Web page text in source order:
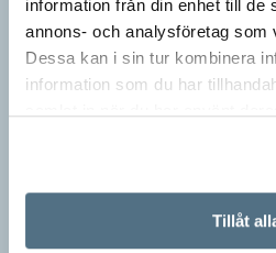
information från din enhet till de
annons- och analysföretag som
Dessa kan i sin tur kombinera
information som du har
Tillåt
Vilket språk är detta?
författare på tolv olika språk